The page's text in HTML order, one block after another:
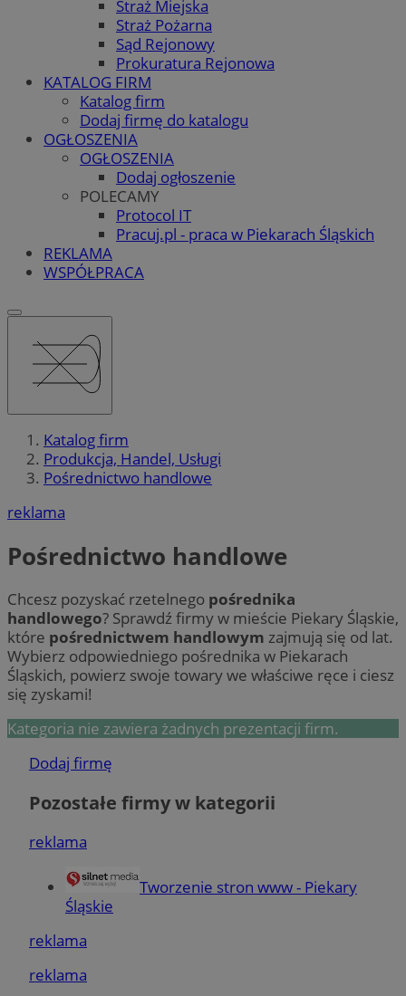
Straż Miejska
Straż Pożarna
Sąd Rejonowy
Prokuratura Rejonowa
KATALOG FIRM
Katalog firm
Dodaj firmę do katalogu
OGŁOSZENIA
OGŁOSZENIA
Dodaj ogłoszenie
POLECAMY
Protocol IT
Pracuj.pl - praca w Piekarach Śląskich
REKLAMA
WSPÓŁPRACA
Katalog firm
Produkcja, Handel, Usługi
Pośrednictwo handlowe
reklama
Pośrednictwo handlowe
Chcesz pozyskać rzetelnego pośrednika
handlowego? Sprawdź firmy w mieście Piekary Śląskie,
które pośrednictwem handlowym zajmują się od lat.
Wybierz odpowiedniego pośrednika w Piekarach
Śląskich, powierz swoje towary we właściwe ręce i ciesz
się zyskami!
Kategoria nie zawiera żadnych prezentacji firm.
Dodaj firmę
Pozostałe firmy w kategorii
reklama
Tworzenie stron www - Piekary
Śląskie
reklama
reklama